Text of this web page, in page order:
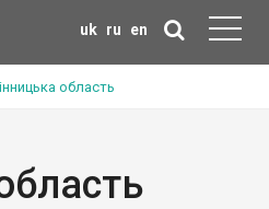
uk ru en
область